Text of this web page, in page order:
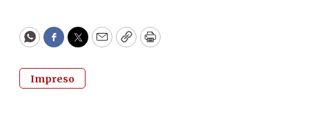
WhatsApp
Facebook
Twitter
EmailCopyPrint
Impreso